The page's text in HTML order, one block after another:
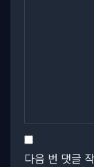
다음 번 댓글